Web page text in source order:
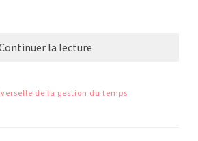
la lecture
de la gestion du temps